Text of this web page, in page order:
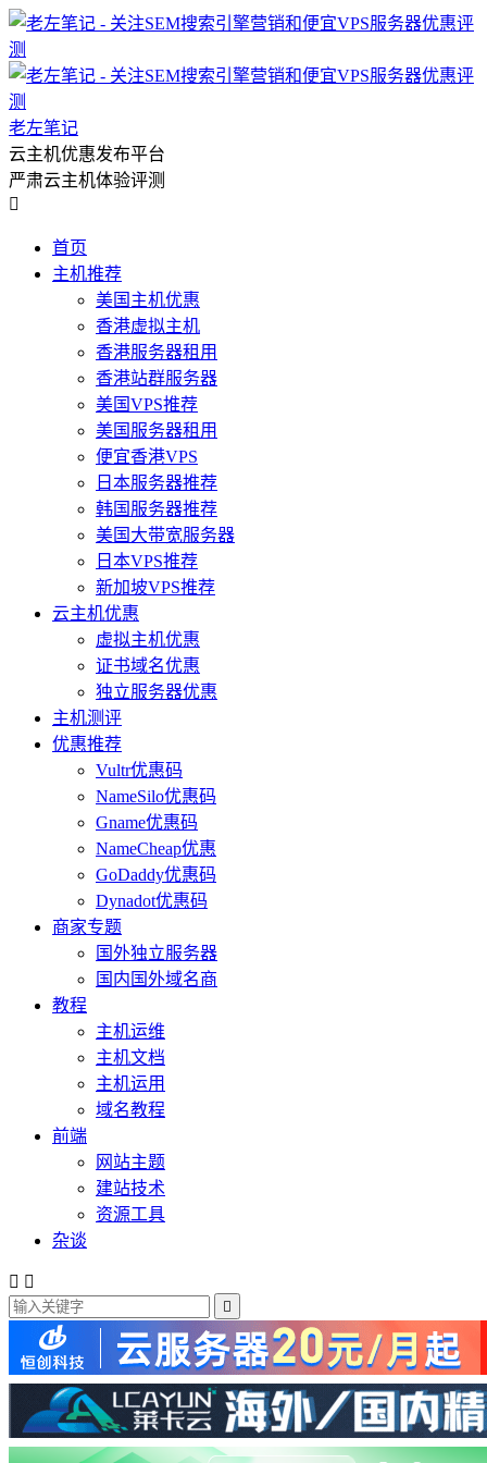
老左笔记
云主机优惠发布平台
严肃云主机体验评测

首页
主机推荐
美国主机优惠
香港虚拟主机
香港服务器租用
香港站群服务器
美国VPS推荐
美国服务器租用
便宜香港VPS
日本服务器推荐
韩国服务器推荐
美国大带宽服务器
日本VPS推荐
新加坡VPS推荐
云主机优惠
虚拟主机优惠
证书域名优惠
独立服务器优惠
主机测评
优惠推荐
Vultr优惠码
NameSilo优惠码
Gname优惠码
NameCheap优惠
GoDaddy优惠码
Dynadot优惠码
商家专题
国外独立服务器
国内国外域名商
教程
主机运维
主机文档
主机运用
域名教程
前端
网站主题
建站技术
资源工具
杂谈
 
